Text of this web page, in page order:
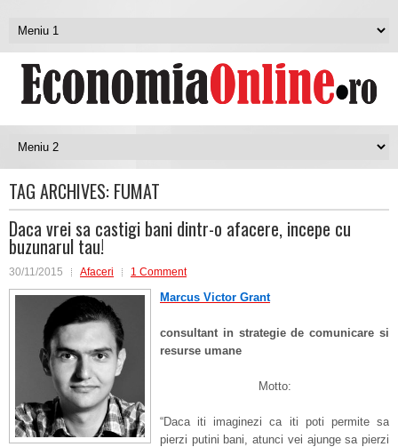
TAG ARCHIVES: FUMAT
Daca vrei sa castigi bani dintr-o afacere, incepe cu
buzunarul tau!
30/11/2015 Afaceri 1 Comment
Marcus Victor Grant
consultant in strategie de comunicare si
resurse umane
Motto:
“Daca iti imaginezi ca iti poti permite sa
pierzi putini bani, atunci vei ajunge sa pierzi